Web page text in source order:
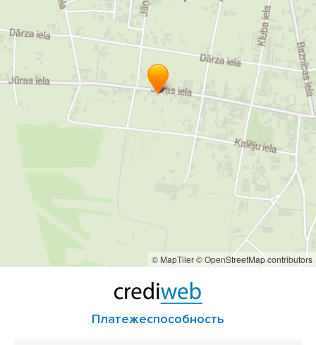
производство досок тары
пиломатериалы без сучьев
гатер в Алое
гатер в Алойском крае
деревообработка
© MapTiler© OpenStreetMap contributors
Платежеспособность